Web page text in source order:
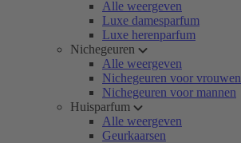
Alle weergeven
Luxe damesparfum
Luxe herenparfum
Nichegeuren
Alle weergeven
Nichegeuren voor vrouwen
Nichegeuren voor mannen
Huisparfum
Alle weergeven
Geurkaarsen